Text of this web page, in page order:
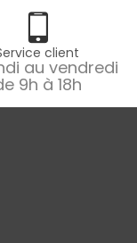
client
au vendredi
9h à 18h